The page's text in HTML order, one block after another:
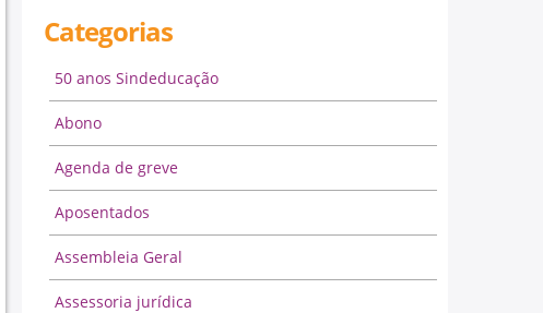
Categorias
50 anos Sindeducação
Abono
Agenda de greve
Aposentados
Assembleia Geral
Assessoria jurídica